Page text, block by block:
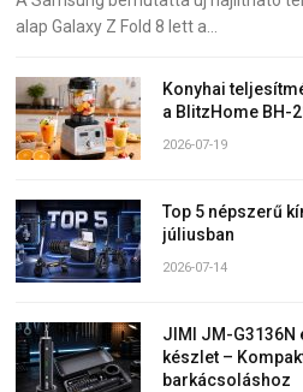
alap Galaxy Z Fold 8 lett a…
Konyhai
a BlitzHome BH-
2026-07-19
Top 5 népszerű
júliusban
2026-07-14
JIMI JM-
készlet –
barkácsoláshoz